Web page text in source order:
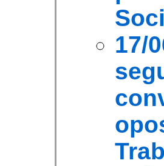
17/